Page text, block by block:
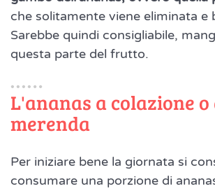
che solitamente viene eliminata e
Sarebbe quindi consigliabile,
questa parte del frutto.
L'ananas a colazione o
merenda
Per iniziare bene la giornata si
consumare una porzione di